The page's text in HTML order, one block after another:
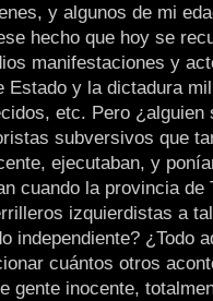
y algunos de mi
hecho que hoy se
manifestaciones y
Estado y la dictadura
etc. Pero ¿alguien
subversivos que
ejecutaban, y
cuando la provincia de
izquierdistas a
independiente? ¿Todo
cuántos otros
gente inocente,